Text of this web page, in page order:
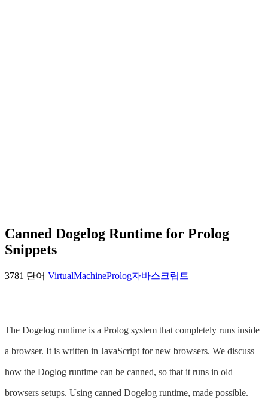
Canned Dogelog Runtime for Prolog
Snippets
3781 단어 VirtualMachineProlog자바스크립트
The Dogelog runtime is a Prolog system that completely runs inside
a browser. It is written in JavaScript for new browsers. We discuss
how the Doglog runtime can be canned, so that it runs in old
browsers setups. Using canned Dogelog runtime, made possible.